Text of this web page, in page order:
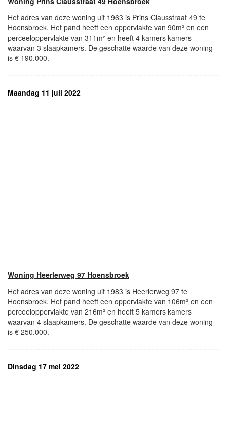
Het adres van deze woning uit 1963 is Prins Clausstraat 49 te
Hoensbroek. Het pand heeft een oppervlakte van 90m² en een
perceeloppervlakte van 311m² en heeft 4 kamers kamers
waarvan 3 slaapkamers. De geschatte waarde van deze woning
is € 190.000.
Maandag 11 juli 2022
Woning Heerlerweg 97 Hoensbroek
Het adres van deze woning uit 1983 is Heerlerweg 97 te
Hoensbroek. Het pand heeft een oppervlakte van 106m² en een
perceeloppervlakte van 216m² en heeft 5 kamers kamers
waarvan 4 slaapkamers. De geschatte waarde van deze woning
is € 250.000.
Dinsdag 17 mei 2022